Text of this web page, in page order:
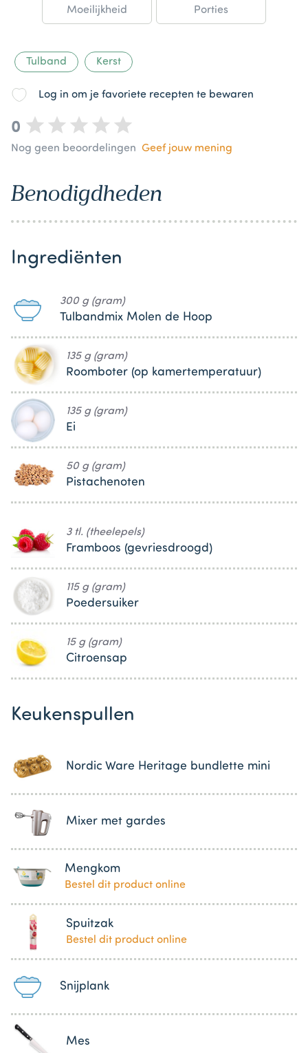
Moeilijkheid Porties
Tulband Kerst
Log in om je favoriete recepten te bewaren
0
Nog geen beoordelingen Geef jouw mening
Benodigdheden
Ingrediënten
300 g (gram)
Tulbandmix Molen de Hoop
135 g (gram)
Roomboter (op kamertemperatuur)
135 g (gram)
Ei
50 g (gram)
Pistachenoten
3 tl. (theelepels)
Framboos (gevriesdroogd)
115 g (gram)
Poedersuiker
15 g (gram)
Citroensap
Keukenspullen
Nordic Ware Heritage bundlette mini
Mixer met gardes
Mengkom
Bestel dit product online
Spuitzak
Bestel dit product online
Snijplank
Mes